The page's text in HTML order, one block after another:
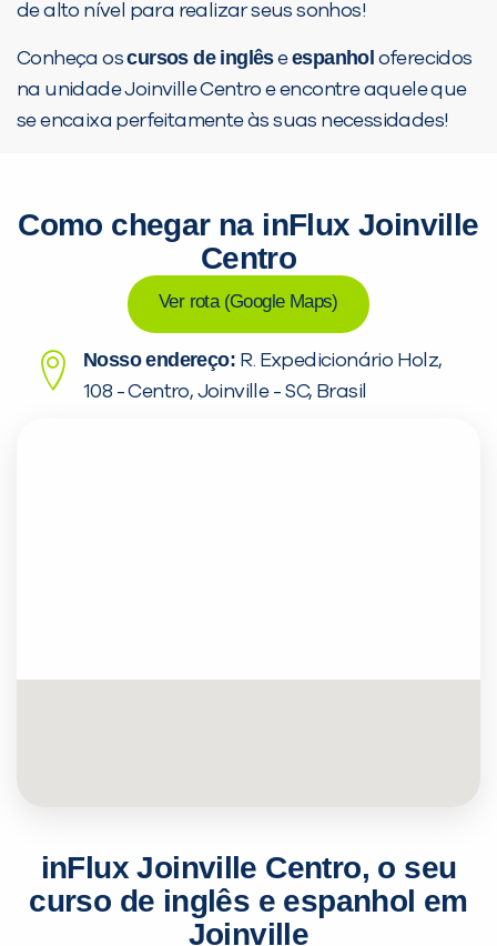
de alto nível para realizar seus sonhos!
Conheça oscursos de inglêseespanhol oferecidos
na unidade Joinville Centro e encontre aquele que
se encaixa perfeitamente às suas necessidades!
Como chegar na inFlux Joinville
Centro
Ver rota (Google Maps)
Nosso endereço: R. Expedicionário Holz,
108 - Centro, Joinville - SC, Brasil
inFlux Joinville Centro, o seu
curso de inglês e espanhol em
Joinville